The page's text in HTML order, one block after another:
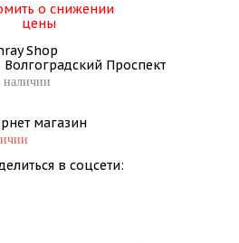
о снижении
цены
Shop
Волгоградский Проспект
наличии
магазин
в соцсети: